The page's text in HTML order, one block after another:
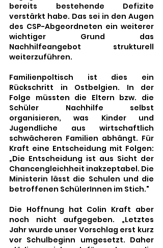
bereits bestehende Defizite
verstärkt habe. Das sei in den Augen
des CSP-Abgeordneten ein weiterer
wichtiger Grund das
Nachhilfeangebot strukturell
weiterzuführen.
Familienpoltisch ist dies ein
Rückschritt in Ostbelgien. In der
Folge müssten die Eltern bzw. die
Schüler Nachhilfe selbst
organisieren, was Kinder und
Jugendliche aus wirtschaftlich
schwächeren Familien abhängt. Für
Kraft eine Entscheidung mit Folgen:
„Die Entscheidung ist aus Sicht der
Chancengleichheit inakzeptabel. Die
Ministerin lässt die Schulen und die
betroffenen SchülerInnen im Stich."
Die Hoffnung hat Colin Kraft aber
noch nicht aufgegeben. „Letztes
Jahr wurde unser Vorschlag erst kurz
vor Schulbeginn umgesetzt. Daher